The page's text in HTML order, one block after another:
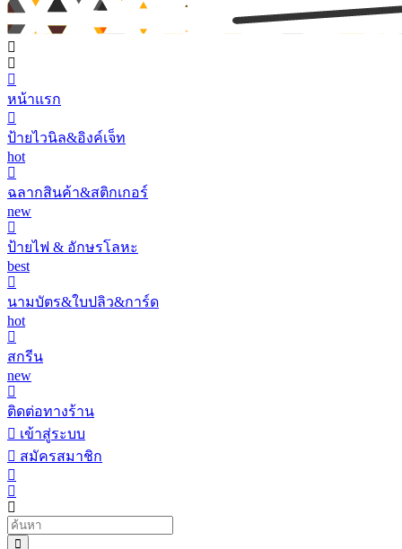
หน้าแรก
ป้ายไวนิล&อิงค์เจ็ท
hot
ฉลากสินค้า&สติกเกอร์
new
ป้ายไฟ & อักษรโลหะ
best
นามบัตร&ใบปลิว&การ์ด
hot
สกรีน
new
ติดต่อทางร้าน
เข้าสู่ระบบ
สมัครสมาชิก